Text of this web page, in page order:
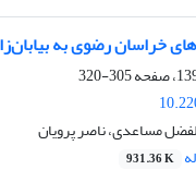
خراسان رضوی به
305-320
مساعدی، ناصر پرویان
931.36 K